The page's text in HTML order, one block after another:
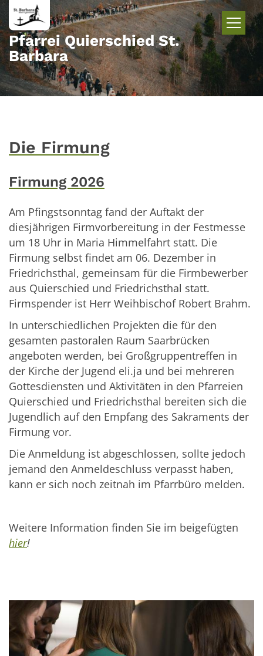
Zum Inhalt springen
Pfarrei Quierschied St.
Barbara
Die Firmung
Firmung 2026
Am Pfingstsonntag fand der Auftakt der
diesjährigen Firmvorbereitung in der Festmesse
um 18 Uhr in Maria Himmelfahrt statt. Die
Firmung selbst findet am 06. Dezember in
Friedrichsthal, gemeinsam für die Firmbewerber
aus Quierschied und Friedrichsthal statt.
Firmspender ist Herr Weihbischof Robert Brahm.
In unterschiedlichen Projekten die für den
gesamten pastoralen Raum Saarbrücken
angeboten werden, bei Großgruppentreffen in
der Kirche der Jugend eli.ja und bei mehreren
Gottesdiensten und Aktivitäten in den Pfarreien
Quierschied und Friedrichsthal bereiten sich die
Jugendlich auf den Empfang des Sakraments der
Firmung vor.
Die Anmeldung ist abgeschlossen, sollte jedoch
jemand den Anmeldeschluss verpasst haben,
kann er sich noch zeitnah im Pfarrbüro melden.
Weitere Information finden Sie im beigefügten
hier!